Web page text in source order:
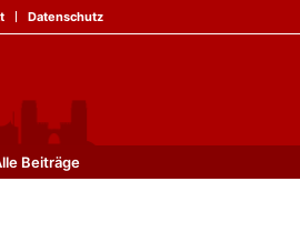
Datenschutz
Beiträge